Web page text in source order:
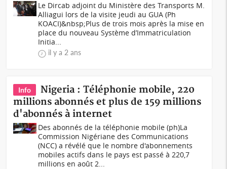
Le Dircab adjoint du Ministère des Transports M.
Alliagui lors de la visite jeudi au GUA (Ph
KOACI)&nbsp;Plus de trois mois après la mise en
place du nouveau Système d’Immatriculation
Initia...
il y a 2 ans
Info
Nigeria : Téléphonie mobile, 220
millions abonnés et plus de 159 millions
d'abonnés à internet
Des abonnés de la téléphonie mobile (ph)La
Commission Nigériane des Communications
(NCC) a révélé que le nombre d'abonnements
mobiles actifs dans le pays est passé à 220,7
millions en août 2...